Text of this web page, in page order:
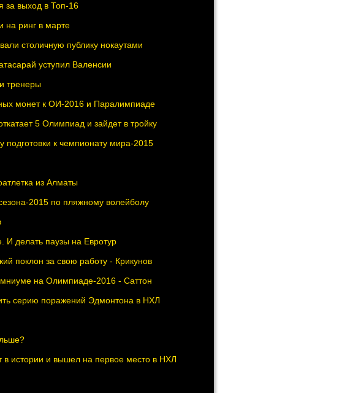
за выход в Топ-16
на ринг в марте
столичную публику нокаутами
уступил Валенсии
тренеры
монет к ОИ-2016 и Паралимпиаде
5 Олимпиад и зайдет в тройку
к чемпионату мира-2015
из Алматы
2015 по пляжному волейболу
И делать паузы на Евротур
поклон за свою работу - Крикунов
на Олимпиаде-2016 - Саттон
серию поражений Эдмонтона в НХЛ
в истории и вышел на первое место в НХЛ